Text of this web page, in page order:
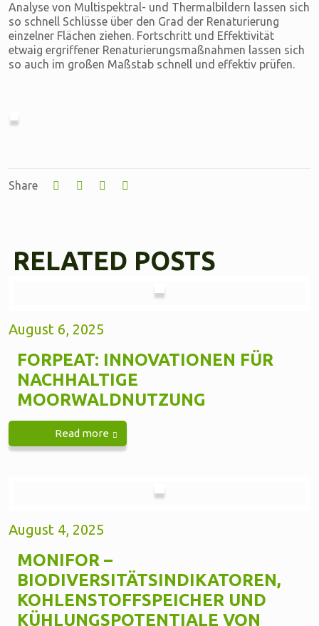
Analyse von Multispektral- und Thermalbildern lassen sich
so schnell Schlüsse über den Grad der Renaturierung
einzelner Flächen ziehen. Fortschritt und Effektivität
etwaig ergriffener Renaturierungsmaßnahmen lassen sich
so auch im großen Maßstab schnell und effektiv prüfen.
Share
RELATED POSTS
August 6, 2025
FORPEAT: INNOVATIONEN FÜR
NACHHALTIGE
MOORWALDNUTZUNG
Read more
August 4, 2025
MONIFOR –
BIODIVERSITÄTSINDIKATOREN,
KOHLENSTOFFSPEICHER UND
KÜHLUNGSPOTENTIALE VON